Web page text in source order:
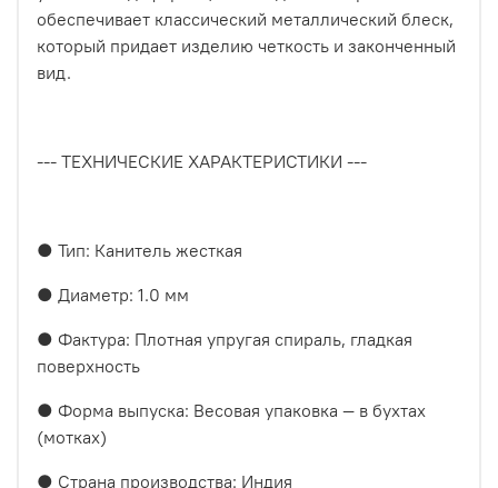
обеспечивает классический металлический блеск,
который придает изделию четкость и законченный
вид.
--- ТЕХНИЧЕСКИЕ ХАРАКТЕРИСТИКИ ---
● Тип: Канитель жесткая
● Диаметр: 1.0 мм
● Фактура: Плотная упругая спираль, гладкая
поверхность
● Форма выпуска: Весовая упаковка — в бухтах
(мотках)
● Страна производства: Индия